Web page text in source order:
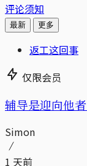
评论须知
最新 更多
返工这回事
仅限会员
辅导是迎向他
Simon
1 天前